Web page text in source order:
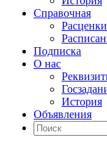
Справочная
Подписка
О нас
История
Объявления
Поиск
Искать: